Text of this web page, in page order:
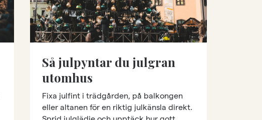
Så julpyntar du julgran
utomhus
Fixa julfint i trädgården, på balkongen
eller altanen för en riktig julkänsla direkt.